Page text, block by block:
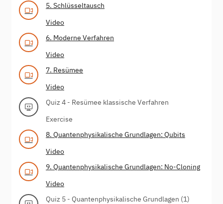
5. Schlüsseltausch
Video
6. Moderne Verfahren
Video
7. Resümee
Video
Quiz 4 - Resümee klassische Verfahren
Exercise
8. Quantenphysikalische Grundlagen: Qubits
Video
9. Quantenphysikalische Grundlagen: No-Cloning
Video
Quiz 5 - Quantenphysikalische Grundlagen (1)